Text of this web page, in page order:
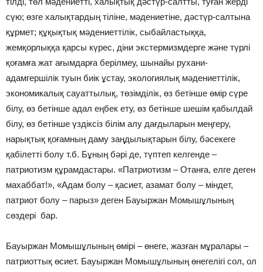
сүю; өзге халықтардың тіліне, мәдениетіне, дәстүр-салтына
құрмет; құқықтық мәдениеттілік, сыбайластыққа,
жемқорлыққа қарсы күрес, діни экстермизмдерге және түрлі
қоғамға жат ағымдарға берілмеу, шынайы рухани-
адамгершілік туын биік ұстау, экологиялық мәдениеттілік,
экономикалық сауаттылық, төзімділік, өз бетінше өмір сүре
білу, өз бетінше адал еңбек ету, өз бетінше шешім қабылдай
білу, өз бетінше үздіксіз білім алу дағдыларын меңгеру,
нарықтық қоғамның даму заңдылықтарын білу, бәсекеге
қабілетті болу т.б. Бұның бәрі де, түптеп келгенде –
патриотизм құрамдастары. «Патриотизм – Отанға, елге деген
махаббат!», «Адам болу – қасиет, азамат болу – міндет,
патриот болу – парыз» деген Бауыржан Момышұлының
сөздері бар.
Бауыржан Момышұлының өмірі – өнеге, жазған мұралары –
патриоттық өсиет. Бауыржан Момышұлының өнегелігі сол, ол